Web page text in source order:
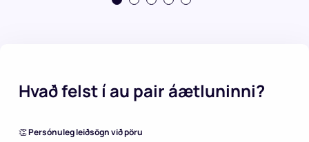
Hvað felst í au pair áætluninni?
👏Persónuleg leiðsögn við pöru